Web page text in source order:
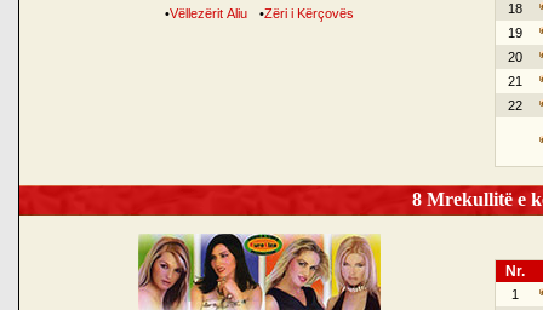
•Vëllezërit Aliu •Zëri i Kërçovës
18
19
20
21
22
8 Mrekullitë e
Nr.
1